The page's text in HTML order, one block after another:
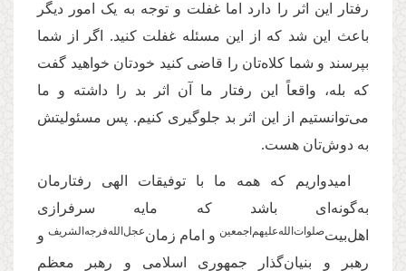
رفتار این اثر را دارد اما غفلت و توجه به ‌یک امور دیگر
باعث این شد که از این مسئله غفلت کنید. اگر از شما
بپرسند و شما کلاه‌تان را قاضی کنید خودتان خواهید گفت
که بله، واقعاً این رفتار ما آن اثر بد را داشته و ما
می‌توانستیم از این اثر بد جلوگیری کنیم. پس مسئولیتش
به دوش‌تان هست.
امیدواریم که همه‌ ما با توفیقات الهی رفتارمان
به‌گونه‌ای باشد که مایه سرفرازی
اهل‌بیت‌صلوات‌‌الله‌‌عليهم‌‌اجمعين و امام زمان‌عجل‌‌الله‌‌فرجه‌‌الشریف و
رهبر و بنیان‌گذار جمهوری اسلامی و رهبر معظم